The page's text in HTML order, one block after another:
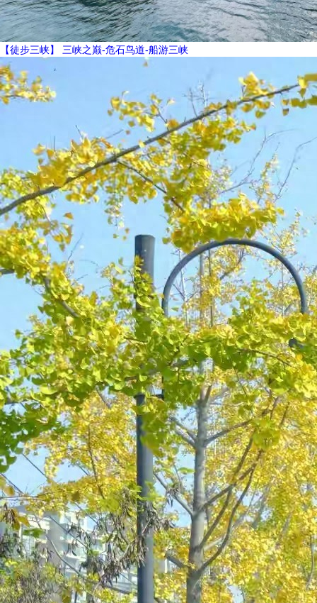
【徒步三峡】 三峡之巅-危石鸟道-船游三峡